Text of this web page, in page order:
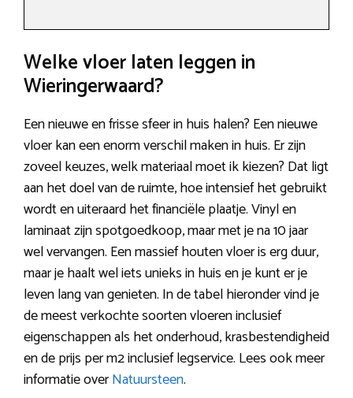
Welke vloer laten leggen in
Wieringerwaard?
Een nieuwe en frisse sfeer in huis halen? Een nieuwe
vloer kan een enorm verschil maken in huis. Er zijn
zoveel keuzes, welk materiaal moet ik kiezen? Dat ligt
aan het doel van de ruimte, hoe intensief het gebruikt
wordt en uiteraard het financiële plaatje. Vinyl en
laminaat zijn spotgoedkoop, maar met je na 10 jaar
wel vervangen. Een massief houten vloer is erg duur,
maar je haalt wel iets unieks in huis en je kunt er je
leven lang van genieten. In de tabel hieronder vind je
de meest verkochte soorten vloeren inclusief
eigenschappen als het onderhoud, krasbestendigheid
en de prijs per m2 inclusief legservice. Lees ook meer
informatie overNatuursteen.